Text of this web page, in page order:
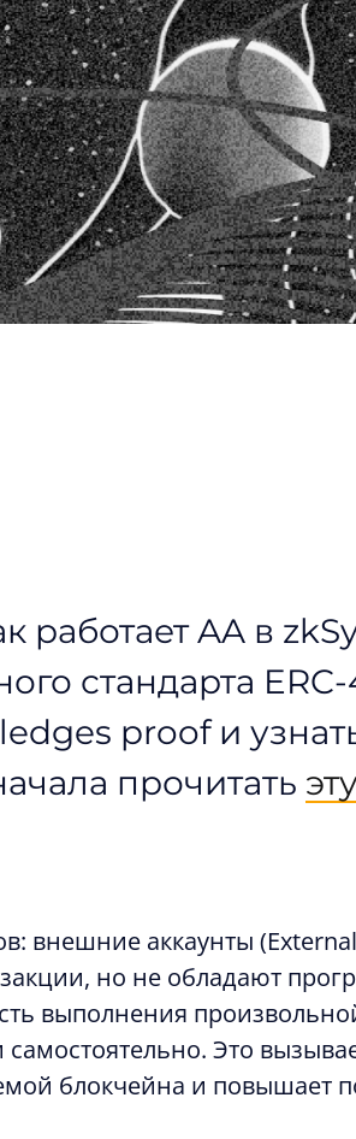
работает AA в
стандарта
proof и
прочитать
внешние аккаунты
но не обладают
выполнения
Это
блокчейна и повышает